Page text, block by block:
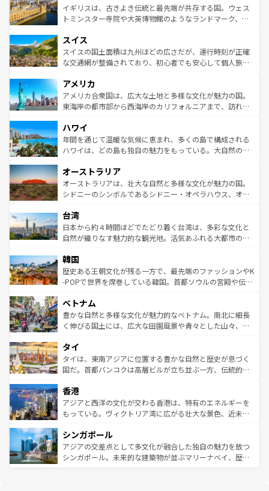
香り高いラベンダー畑など、多彩な楽しみ方が可能だ。さ
らに、パリ以外の地域にも魅力が溢れており、どの街角に
れる地方に足を運ぶとそれぞれで全く異なる文化を体験で
きるだろう。 なお、新着のフランス情報はコンテンツ一覧
を参照してほしい。
ルリンの文化的活気、バイエルン州のアルプスの絶景、そ
してライン川沿いのワイン畑といった風景は必見。ビール
は、お酒好きな人にはぜひ体験してほしい。 なお、新着の
ドイツ情報はコンテンツ一覧を参照してほしい。
イギリスは、古きよき伝統と最先端が共存する国。ウェス
トミンスター寺院や大英博物館のようなランドマーク、歴
リアごとに異なる魅力がある。また、優雅なアフタヌーン
ティー、ビール好きにはたまらない英国パブ、サッカー観
戦など、本場だからこそできる体験も豊富。イギリスを旅
ンツ一覧を参照してほしい。
スイス
スイスの国土面積は九州ほどの広さだが、運行時刻が正確
な交通網が整備されており、初心者でも安心して個人旅行
の建物がそのまま残る町や、スイスならではのユニークな
博物館もあり、アルプス観光だけでなく町歩きも満喫する
ことができる。国民の所得が高いため物価も高いが、旅行
ば市内交通費無料で観光を楽しむこともできる。 なお、新
着のスイス情報はコンテンツ一覧 を参照してほしい。
アメリカ
アメリカ合衆国は、広大な土地と多様な文化が魅力の国。
東海岸の都市部から西海岸のカリフォルニアまで、訪れる
のような巨大都市は、観光、ショッピング、エンターテイ
ンメントが詰まった刺激的なスポットだ。一方、アメリカ
西部には大自然が広がり、グランドキャニオンやイエロー
部のニューオーリンズでは、音楽と美食が融合した独特の
文化が魅力。旅行者はアメリカの各地域で異なる魅力を楽
しみながら、その多様性と豊かな歴史を感じることができ
ならではの贅沢な旅のスタイルだ。 なお、新着のアメリカ
情報はコンテンツ一覧を参照してほしい。
ハワイ
年間を通じて温暖な気候に恵まれ、多くの島で構成される
ハワイは、どの島も独自の魅力をもっている。大自然の神
ワイ島は見逃せない。また、定番の観光地といえばオアフ
島だが、静かな自然を求めるならマウイ島やカウアイ島が
おすすめ。エメラルドグリーンに輝く海をはじめ、豊かな
れるおもてなしの心で訪れる人々を迎えてくれるハワイの
人々、おいしいローカルフードやハワイアンミュージッ
ク、伝統的なフラダンスなど、すべてがハワイの魅力を彩
ワイを、存分に味わってほしい。 なお、新着のハワイ情報
はコンテンツ一覧を参照してほしい。
オーストラリア
オーストラリアは、壮大な自然と多様な文化が魅力の国。
シドニーのシンボルであるシドニー・オペラハウス、オー
リアリーフや大陸中央部にそびえるウルル（エアーズロッ
ク）、タスマニアの美しい原生林やケアンズの熱帯雨林な
ど、見どころがたくさん。また、カフェやワイン、オージ
いる。アクティビティも充実しており、サーフィンやダイ
ビング、ハイキングなど、アウトドア好きにはたまらな
い。オーストラリアの多彩な魅力を存分に味わいつくそ
参照してほしい。
台湾
日本から約４時間ほどでたどり着く台湾は、多彩な文化と
自然が織りなす魅力的な観光地。活気あふれる大都市の台
ン）、静ひつな山岳地帯である台湾東部など、都市の喧騒
と山間の静けさが共存しており、訪れる人に新しい発見と
驚きをもたらしてくれる。また、奥深い台湾の食文化も魅
容にもいいと評判のスイーツなど、バラエティ豊かな料理
が味わえる。 なお、新着の台湾情報は コンテンツ一覧を参
照してほしい。
韓国
歴史ある王朝文化が残る一方で、最先端のファッションやK
-POPで世界を席巻している韓国。首都ソウルの宮殿や伝統
き、地方に足を延ばせば四季折々の自然美を楽しむことが
できる。そして、キムチや焼肉、絶品のストリートフード
まで、さまざまな韓国料理が待っている。夜には、韓国な
リティに包まれながら、韓国の多彩な魅力を心ゆくまで味
わってみてほしい。 なお、新着の韓国情報はコンテンツ一
覧を参照してほしい。
ベトナム
豊かな自然と多様な文化が魅力的なベトナム。南北に細長
く伸びる国土には、広大な田園風景や青々とした山々、世
急速な発展と共に伝統が息づく。ハノイの古い町並みやホ
ーチミン市のフランス統治時代の建物も、独特の雰囲気を
醸し出している。また、バラエティの豊かさとおいしさで
とつ。フォーやバインミー、ベトナムコーヒーなどは、ぜ
ひ現地で味わいたい。どの地域を訪れてもあたたかい人々
が旅行者を迎えてくれるので、きっと忘れられない旅にな
参照してほしい。
タイ
タイは、東南アジアに位置する豊かな自然と歴史が息づく
国だ。首都バンコクは高層ビルが立ち並ぶ一方、伝統的な
の活気が交差している。北部ではチェンマイなどの山岳地
帯で自然と触れ合い、南部ではプーケットやクラビの美し
いビーチでリゾート気分を楽しむことができる。タイ料理
激する。気候は一年中温暖で、どの季節にも異なる楽しみ
が待っている。親しみやすいタイの人々、仏教を中心とし
た文化、そして多様な観光資源が、訪れる旅人を魅了し続
香港
アジアと西洋の文化が交わる香港は、特有のエネルギーを
もっている。ヴィクトリア湾に広がる壮大な景色、近未来
み、どこを訪れても感動するはず。観光スポットが密集し
ており、効率よく見どころを回れるのも魅力。息をのむよ
うな絶景から文化的な体験まで、香港を存分に楽しみ尽く
シンガポール
アジアの交差点として多文化が融合した独自の魅力を放つ
シンガポール。未来的な建築物が並ぶマリーナベイ、歴史